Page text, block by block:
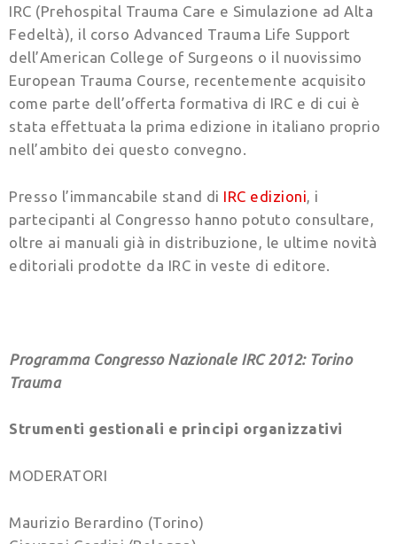
IRC (Prehospital Trauma Care e Simulazione ad Alta
Fedeltà), il corso Advanced Trauma Life Support
dell’American College of Surgeons o il nuovissimo
European Trauma Course, recentemente acquisito
come parte dell’offerta formativa di IRC e di cui è
stata effettuata la prima edizione in italiano proprio
nell’ambito dei questo convegno.
Presso l’immancabile stand di IRC edizioni , i
partecipanti al Congresso hanno potuto consultare,
oltre ai manuali già in distribuzione, le ultime novità
editoriali prodotte da IRC in veste di editore.
Programma Congresso Nazionale IRC 2012: Torino
Trauma
Strumenti gestionali e principi organizzativi
MODERATORI
Maurizio Berardino (Torino)